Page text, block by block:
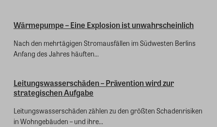
Wärmepumpe – Eine Explosion ist unwahrscheinlich
Nach den mehrtägigen Stromausfällen im Südwesten Berlins
Anfang des Jahres häuften...
Leitungswasserschäden – Prävention wird zur
strategischen Aufgabe
Leitungswasserschäden zählen zu den größten Schadenrisiken
in Wohngebäuden – und ihre...